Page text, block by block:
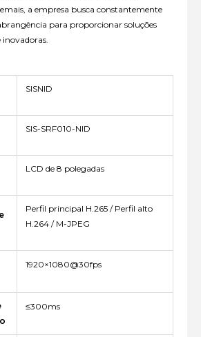
a empresa busca constantemente
para proporcionar soluções
SISNID
SIS-SRF010-NID
LCD de 8 polegadas
Perfil principal H.265 / Perfil alto
H.264 / M-JPEG
1920×1080@30fps
≤300ms